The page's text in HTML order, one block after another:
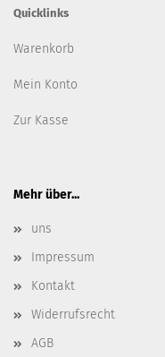
Quicklinks
Warenkorb
Mein Konto
Zur Kasse
Mehr über...
uns
Impressum
Kontakt
Widerrufsrecht
AGB